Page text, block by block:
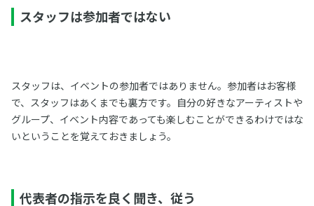
スタッフは参加者ではない
スタッフは、イベントの参加者ではありません。参加者はお客様
で、スタッフはあくまでも裏方です。自分の好きなアーティストや
グループ、イベント内容であっても楽しむことができるわけではな
いということを覚えておきましょう。
代表者の指示を良く聞き、従う